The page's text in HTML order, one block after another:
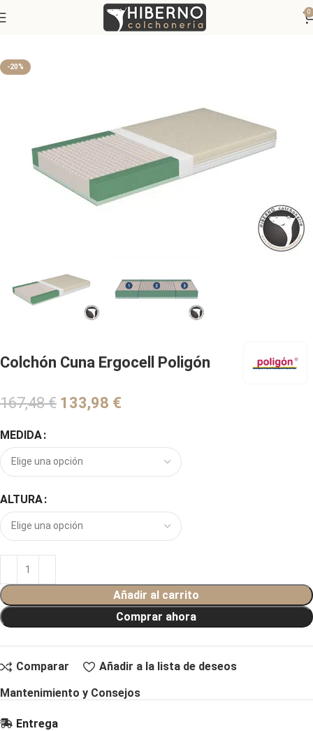
0
Colchones Viscoelásticos
-20%
Colchón Cuna Ergocell Poligón
167,48€ €
MEDIDA
ALTURA
Añadir al carrito
Comprar ahora
Comparar
Añadir a la lista de deseos
Mantenimiento y Consejos
Entrega